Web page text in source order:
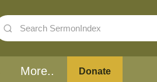
More.. Donate